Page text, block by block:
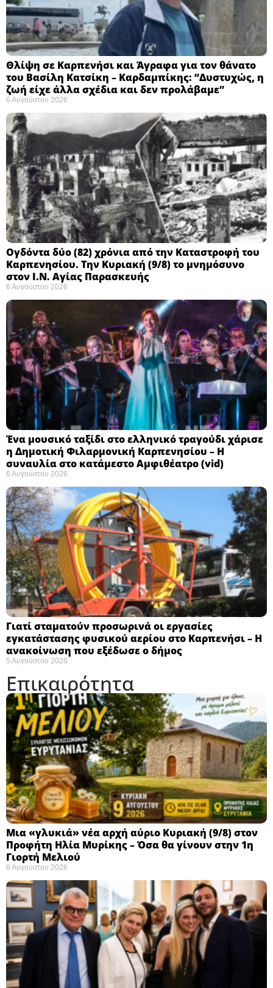
Θλίψη σε Καρπενήσι και Άγραφα για τον θάνατο
του Βασίλη Κατσίκη – Καρδαμπίκης: “Δυστυχώς, η
ζωή είχε άλλα σχέδια και δεν προλάβαμε”
6 Αυγούστου 2026
Ογδόντα δύο (82) χρόνια από την Καταστροφή του
Καρπενησίου. Την Κυριακή (9/8) το μνημόσυνο
στον Ι.Ν. Αγίας Παρασκευής
6 Αυγούστου 2026
Ένα μουσικό ταξίδι στο ελληνικό τραγούδι χάρισε
η Δημοτική Φιλαρμονική Καρπενησίου – Η
συναυλία στο κατάμεστο Αμφιθέατρο (vid)
6 Αυγούστου 2026
Γιατί σταματούν προσωρινά οι εργασίες
εγκατάστασης φυσικού αερίου στο Καρπενήσι – Η
ανακοίνωση που εξέδωσε ο δήμος
5 Αυγούστου 2026
Επικαιρότητα
Μια «γλυκιά» νέα αρχή αύριο Κυριακή (9/8) στον
Προφήτη Ηλία Μυρίκης – Όσα θα γίνουν στην 1η
Γιορτή Μελιού
8 Αυγούστου 2026